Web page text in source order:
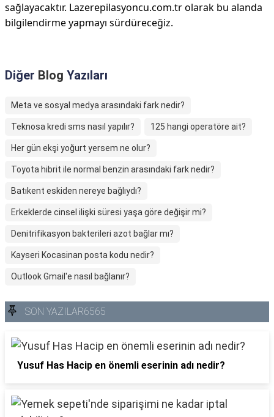
sağlayacaktır. Lazerepilasyoncu.com.tr olarak bu alanda
bilgilendirme yapmayı sürdüreceğiz.
Diğer Blog Yazıları
Meta ve sosyal medya arasındaki fark nedir?
Teknosa kredi sms nasıl yapılır? 125 hangi operatöre ait?
Her gün ekşi yoğurt yersem ne olur?
Toyota hibrit ile normal benzin arasındaki fark nedir?
Batıkent eskiden nereye bağlıydı?
Erkeklerde cinsel ilişki süresi yaşa göre değişir mi?
Denitrifikasyon bakterileri azot bağlar mı?
Kayseri Kocasinan posta kodu nedir?
Outlook Gmail'e nasıl bağlanır?
SON YAZILAR6565
Yusuf Has Hacip en önemli eserinin adı nedir?